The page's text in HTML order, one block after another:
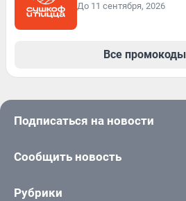
До 11 сентября, 2026
Все промокоды
Подписаться на новости
Сообщить новость
Рубрики